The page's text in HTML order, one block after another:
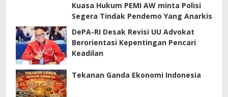
Kuasa Hukum PEMI AW minta Polisi
Segera Tindak Pendemo Yang Anarkis
DePA-RI Desak Revisi UU Advokat
Berorientasi Kepentingan Pencari
Keadilan
Tekanan Ganda Ekonomi Indonesia